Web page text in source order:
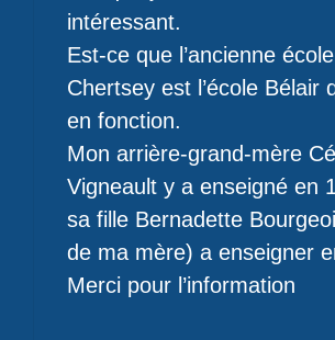
intéressant.
Est-ce que l’ancienne
Chertsey est l’école Bélair
en fonction.
Mon arrière-grand-mère
Vigneault y a enseigné en
sa fille Bernadette
de ma mère) a enseigner
Merci pour l’information